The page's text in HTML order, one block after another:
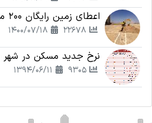
اعطای زمین رایگان 200 متری
نرخ جدید مسکن در شهر